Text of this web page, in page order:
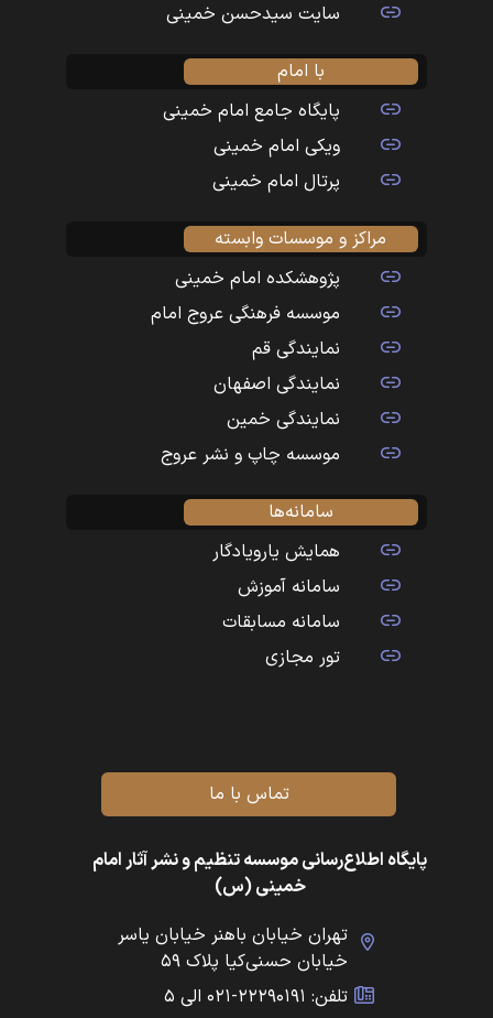
سایت سیدحسن خمینی
با امام
پایگاه جامع امام خمینی
ویکی امام خمینی
پرتال امام خمینی
مراکز و موسسات وابسته
پژوهشکده امام خمینی
موسسه فرهنگی عروج امام
نمایندگی قم
نمایندگی اصفهان
نمایندگی خمین
موسسه چاپ و نشر عروج
سامانه‌ها
همایش یارویادگار
سامانه آموزش
سامانه مسابقات
تور مجازی
تماس با ما
پایگاه اطلاع‌رسانی موسسه تنظیم و نشر آثار امام
خمینی (س)
تهران خیابان باهنر خیابان یاسر
خیابان حسنی‌کیا پلاک ۵۹
تلفن: ۲۲۲۹۰۱۹۱-۰۲۱ الی ۵